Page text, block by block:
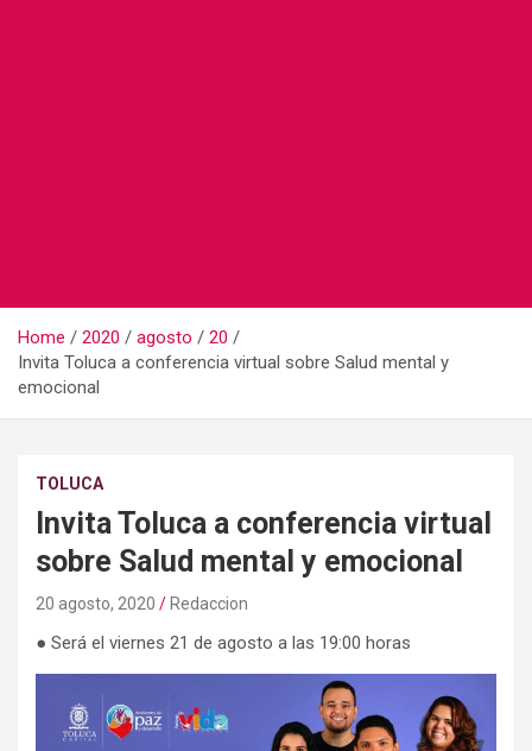
Home 2020 agosto
20
Invita Toluca a conferencia virtual sobre Salud mental y
emocional
TOLUCA
Invita Toluca a conferencia virtual
sobre Salud mental y emocional
20 agosto, 2020 Redaccion
● Será el viernes 21 de agosto a las 19:00 horas